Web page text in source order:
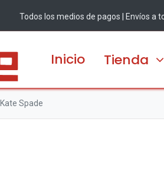
Todos los medios de pagos | Envíos a
Inicio Tienda
Spade